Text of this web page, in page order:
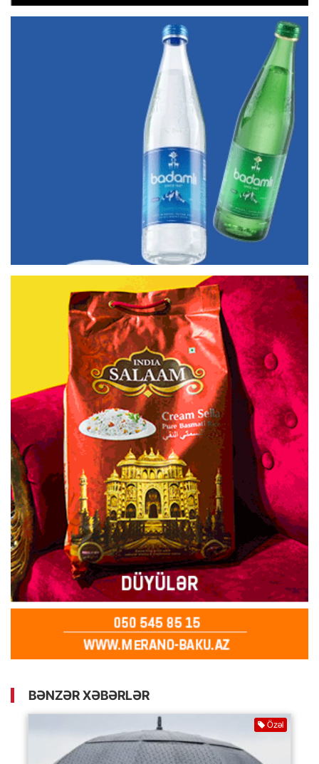
BƏNZƏR XƏBƏRLƏR
Özəl